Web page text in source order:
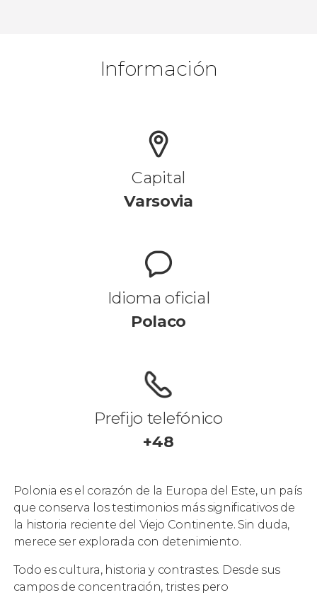
Información
Capital
Varsovia
Idioma oficial
Polaco
Prefijo telefónico
+48
Polonia es el corazón de la Europa del Este, un país
que conserva los testimonios más significativos de
la historia reciente del Viejo Continente. Sin duda,
merece ser explorada con detenimiento.
Todo es cultura, historia y contrastes. Desde sus
campos de concentración, tristes pero